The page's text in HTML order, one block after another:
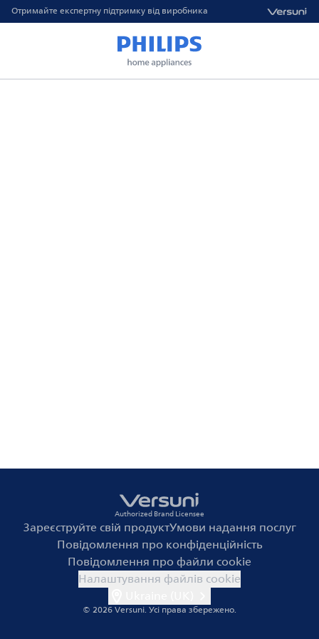
Отримайте експертну підтримку від виробника
Authorized Brand Licensee
Зареєструйте свій продуктУмови надання послуг
Повідомлення про конфіденційність
Повідомлення про файли cookie
Налаштування файлів cookie
© 2026 Versuni.Усі права збережено.